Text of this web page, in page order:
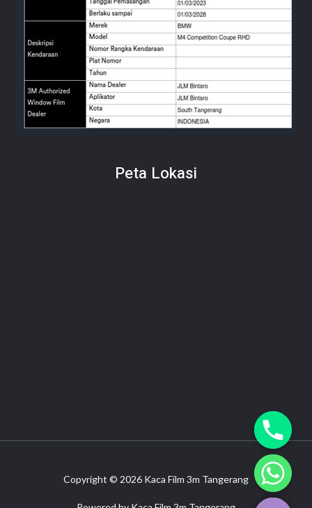
Peta Lokasi
Copyright © 2026 Kaca Film 3m Tangerang
HIDE
CHATY